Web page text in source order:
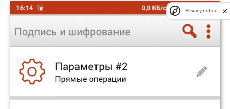
Privacy notice